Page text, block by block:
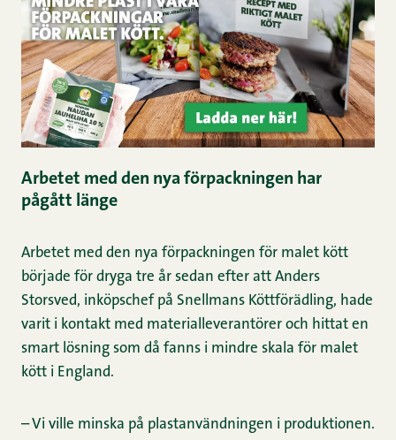
Arbetet med den nya förpackningen har
pågått länge
Arbetet med den nya förpackningen för malet kött
började för dryga tre år sedan efter att Anders
Storsved, inköpschef på Snellmans Köttförädling, hade
varit i kontakt med materialleverantörer och hittat en
smart lösning som då fanns i mindre skala för malet
kött i England.
– Vi ville minska på plastanvändningen i produktionen.